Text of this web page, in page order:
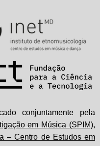
conjuntamente pela
em Música (SPIM),
– Centro de Estudos em